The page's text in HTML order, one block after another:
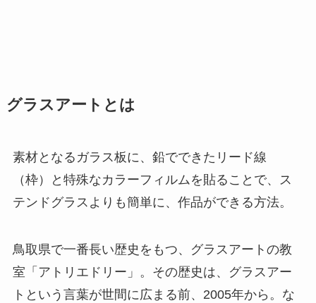
グラスアートとは
素材となるガラス板に、鉛でできたリード線
（枠）と特殊なカラーフィルムを貼ることで、ス
テンドグラスよりも簡単に、作品ができる方法。
鳥取県で一番長い歴史をもつ、グラスアートの教
室「アトリエドリー」。その歴史は、グラスアー
トという言葉が世間に広まる前、2005年から。な